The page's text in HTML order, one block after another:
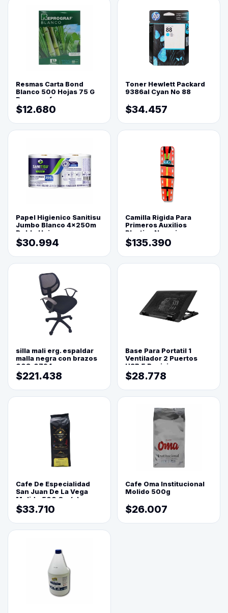
Resmas Carta Bond
Blanco 500 Hojas 75 G
Reprograf.
$12.680
Toner Hewlett Packard
9386al Cyan No 88
$34.457
Papel Higienico Sanitisu
Jumbo Blanco 4x250m
Doble Hoja
$30.994
Camilla Rigida Para
Primeros Auxilios
Plastica Naranja
$135.390
silla mali erg. espaldar
malla negra con brazos
003-0794
$221.438
Base Para Portatil 1
Ventilador 2 Puertos
USB 5 Posiciones
$28.778
Cafe De Especialidad
San Juan De La Vega
Molido 500 Grs(=)
$33.710
Cafe Oma Institucional
Molido 500g
$26.007